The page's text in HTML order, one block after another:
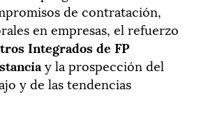
de contratación,
en empresas, el refuerzo
Integrados de FP
y la prospección del
y de las tendencias